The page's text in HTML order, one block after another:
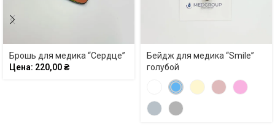
Брошь для медика “Сердце”
Цена: 220,00₴
Бейдж для медика “Smile”
голубой